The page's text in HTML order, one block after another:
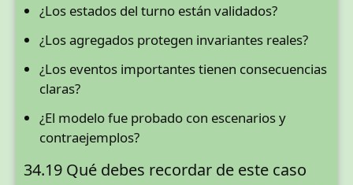
¿Los estados del turno están validados?
¿Los agregados protegen invariantes reales?
¿Los eventos importantes tienen consecuencias
claras?
¿El modelo fue probado con escenarios y
contraejemplos?
34.19 Qué debes recordar de este caso